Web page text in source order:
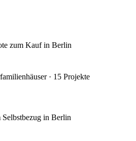
zum Kauf in Berlin
· 15 Projekte
in Berlin